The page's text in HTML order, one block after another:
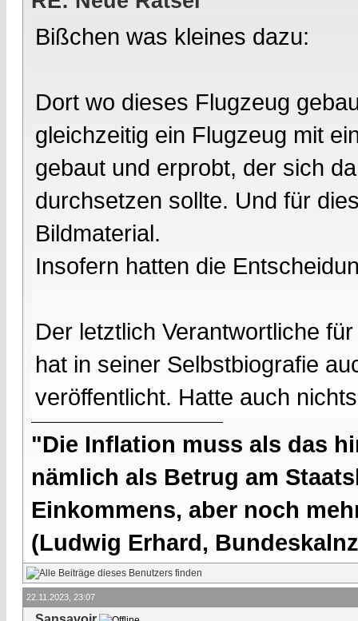
Bißchen was kleines dazu:
Dort wo dieses Flugzeug
gleichzeitig ein Flugzeug mit
gebaut und erprobt, der sich
durchsetzen sollte. Und für
Bildmaterial.
Insofern hatten die
Der letztlich Verantwortliche
hat in seiner Selbstbiografie
veröffentlicht. Hatte auch
"Die Inflation muss als das
nämlich als Betrug am
Einkommens, aber noch
(Ludwig Erhard,
22.11.2023, 23:07